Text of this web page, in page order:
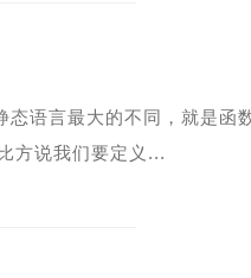
语言最大的不同，就是函
方说我们要定义...